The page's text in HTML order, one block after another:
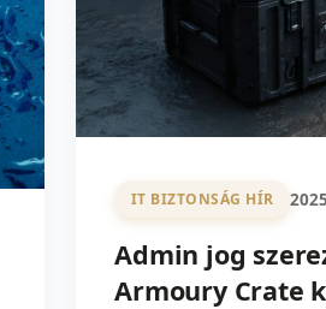
IT BIZTONSÁG HÍR
Admin jog
Armoury Crate